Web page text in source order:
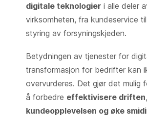
digitale teknologieri alle deler
virksomheten, fra kundeservice
styring av forsyningskjeden.
Betydningen av tjenester for
transformasjon for bedrifter kan
overvurderes. Det gjør det mulig
å forbedre effektivisere
kundeopplevelsen og øke